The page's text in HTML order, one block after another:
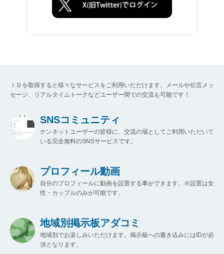
ＩＤを取得すると様々なサービスをご利用いただけます。メールや伝言メッ
セージ、リアルタイムトークなどユーザー間での交流も可能です！
SNSコミュニティ
ナンネットユーザーの皆様に、交流の場としてご利用いただいて
いる完全無料のSNSサービスです。
プロフィール動画
自分のプロフィールに動画を設置する事ができます。※設置は女
性・カップルのみが可能です。
地域別掲示板アダコミ
地域別でお楽しみいただけます。掲示板への書き込みにはIDが必
須となります。